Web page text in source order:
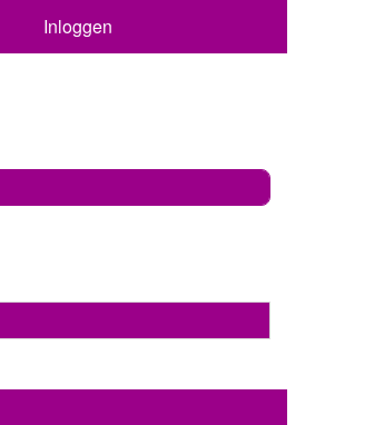
Inloggen